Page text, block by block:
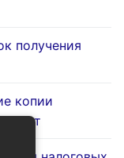
получения
копии